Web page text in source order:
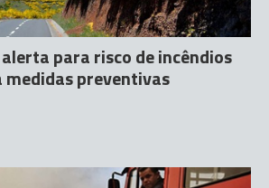
para risco de incêndios
medidas preventivas